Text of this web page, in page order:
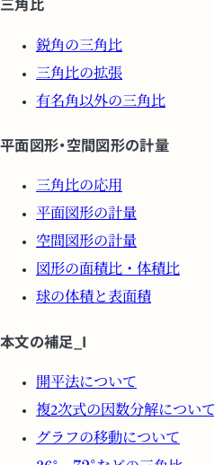
鋭角の三角比
三角比の拡張
有名角以外の三角比
平面図形・空間図形の計量
三角比の応用
平面図形の計量
空間図形の計量
図形の面積比・体積比
球の体積と表面積
本文の補足_I
開平法について
複2次式の因数分解について
グラフの移動について